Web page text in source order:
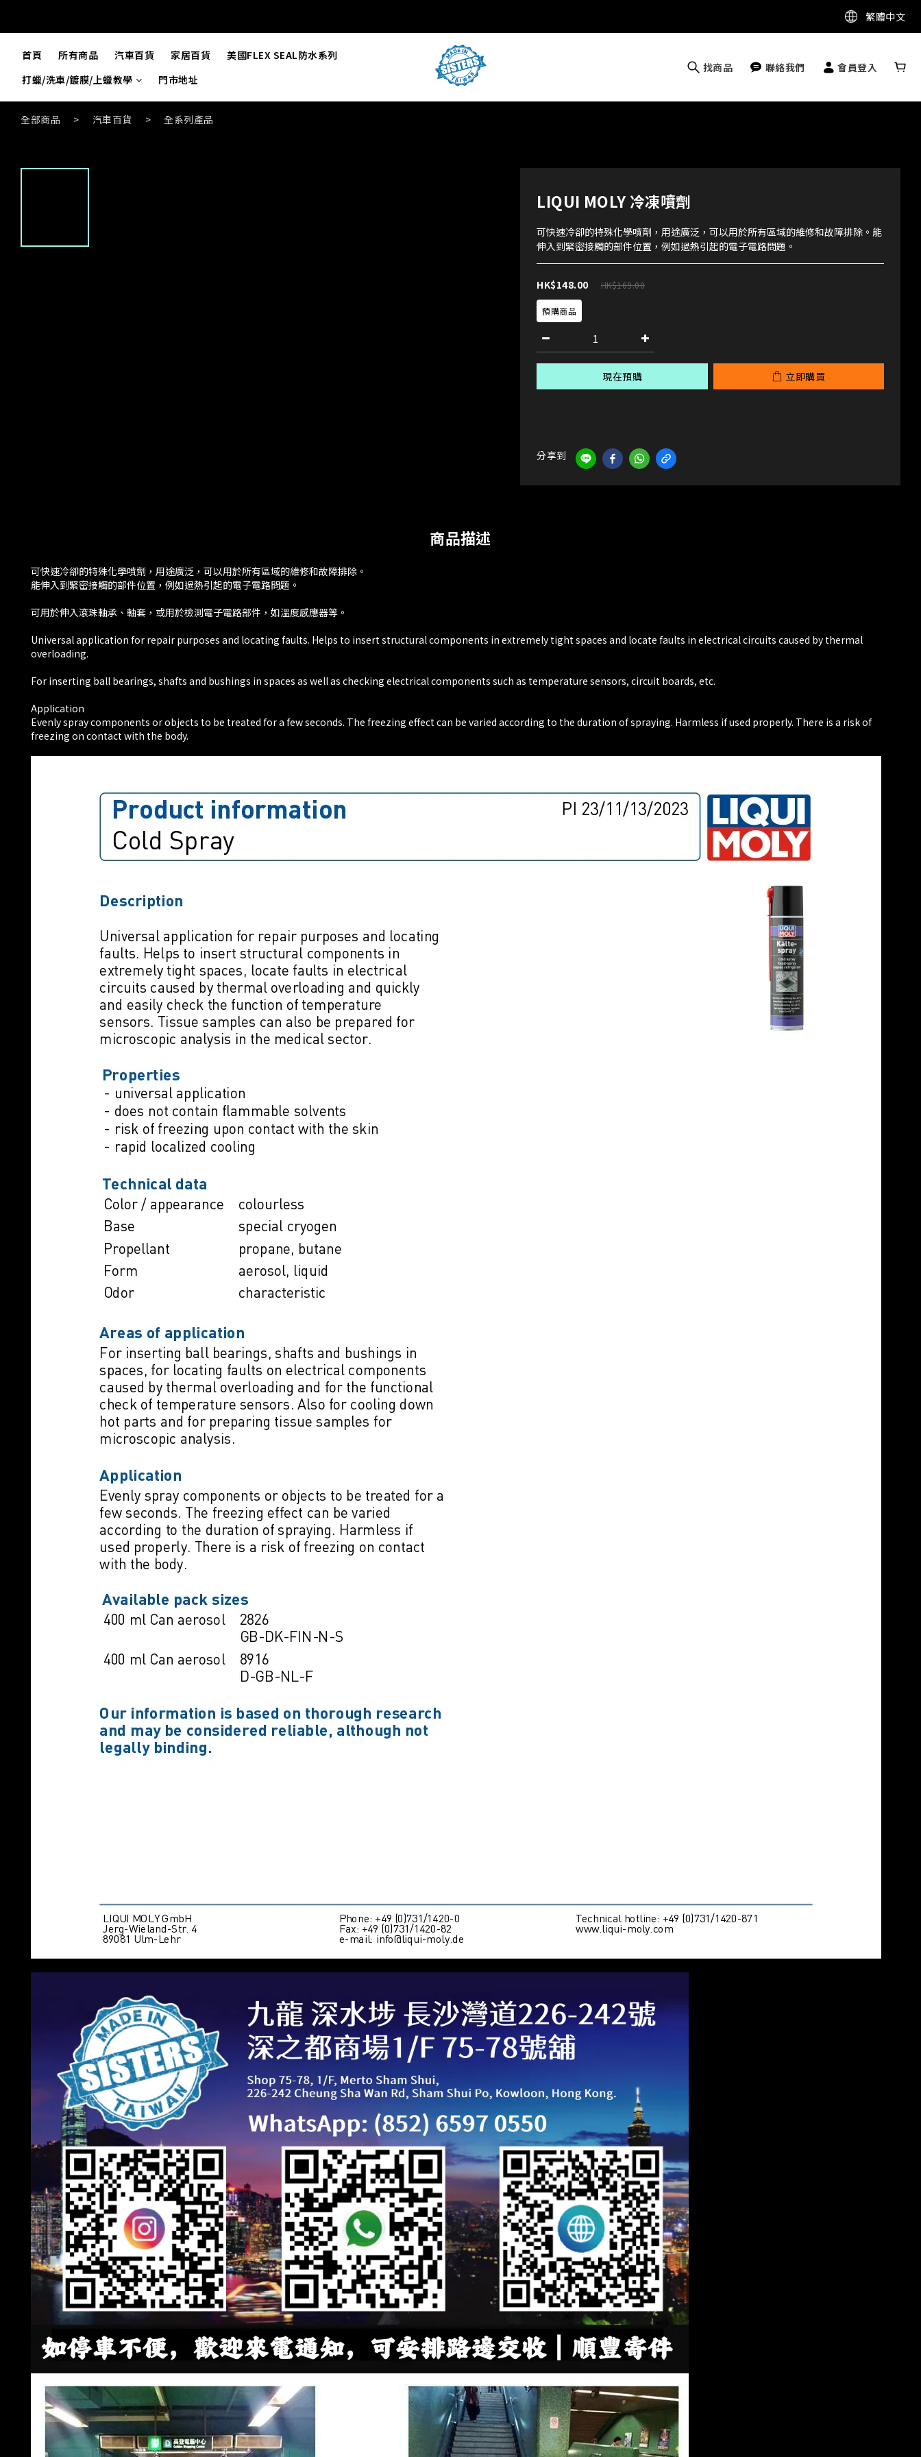
繁體中文
首頁 所有商品 汽車百貨 家居百貨
美國FLEX SEAL防水系列
打蠟/洗車/鍍膜/上蠟教學
門市地址
找商品 聯絡我們 會員登入
全部商品 > 汽車百貨 > 全系列產品
LIQUI MOLY 冷凍噴劑
可快速冷卻的特殊化學噴劑，用途廣泛，可以用於所有區域的維修和故障排除。能
伸入到緊密接觸的部件位置，例如過熱引起的電子電路問題。
HK$169.00
HK$148.00
預購商品
現在預購 立即購買
分享到
商品描述
可快速冷卻的特殊化學噴劑，用途廣泛，可以用於所有區域的維修和故障排除。
能伸入到緊密接觸的部件位置，例如過熱引起的電子電路問題。
可用於伸入滾珠軸承、軸套，或用於檢測電子電路部件，如溫度感應器等。
Universal application for repair purposes and locating faults. Helps to insert structural components in extremely tight spaces and locate faults in electrical circuits caused by thermal
overloading.
For inserting ball bearings, shafts and bushings in spaces as well as checking electrical components such as temperature sensors, circuit boards, etc.
Application
Evenly spray components or objects to be treated for a few seconds. The freezing effect can be varied according to the duration of spraying. Harmless if used properly. There is a risk of
freezing on contact with the body.